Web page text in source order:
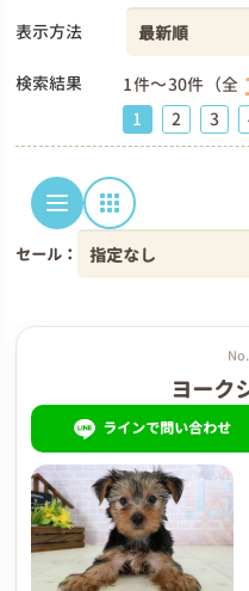
表示方法
検索結果 1件～30件（全
1
2 3
セール：
ヨーク
ラインで問い合わせ